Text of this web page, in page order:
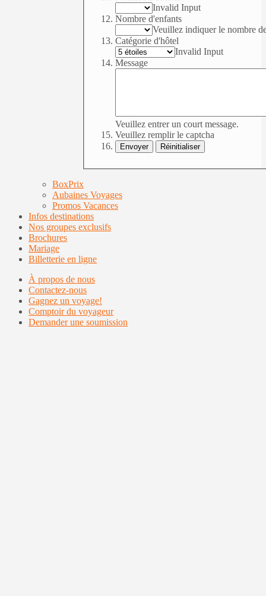
Invalid Input
Nombre d'enfants
Veuillez indiquer le nombre
Catégorie d'hôtel
Invalid Input
Message
Veuillez entrer un court message.
Veuillez remplir le captcha
BoxPrix
Aubaines Voyages
Promos Vacances
Infos destinations
Nos groupes exclusifs
Brochures
Mariage
Billetterie en ligne
À propos de nous
Contactez-nous
Gagnez un voyage!
Comptoir du voyageur
Demander une soumission